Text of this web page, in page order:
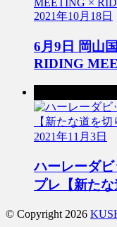
2021年10月18日
6月9日 岡山
RIDING
2021年11月3日
ハーレーダ
プレ【新たな
© Copyright 2026